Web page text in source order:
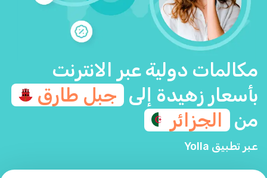
مكالمات دولية عبر الانترنت
بأسعار زهيدة إلى جبل طارق
من
الجزائر
عبر تطبيق Yolla